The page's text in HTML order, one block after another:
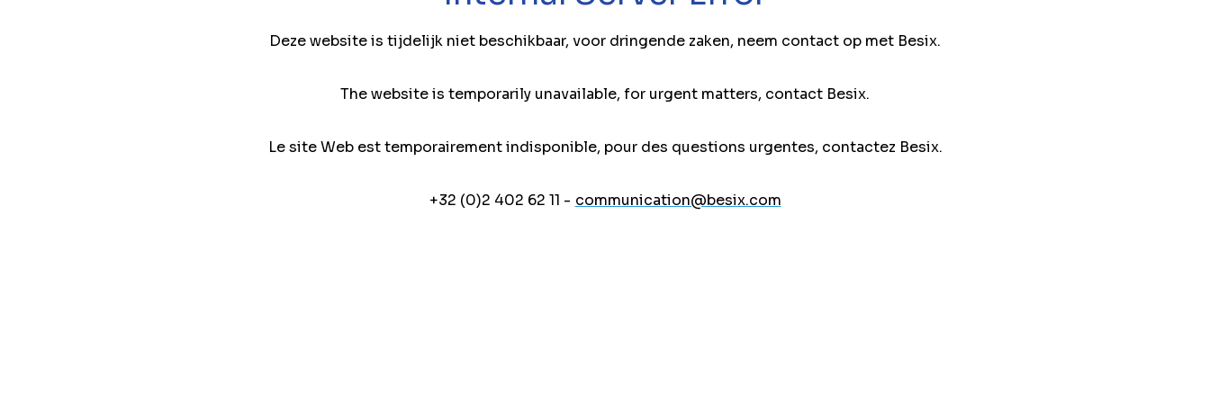
Deze website is tijdelijk niet beschikbaar, voor dringende zaken, neem contact op met Besix.
The website is temporarily unavailable, for urgent matters, contact Besix.
Le site Web est temporairement indisponible, pour des questions urgentes, contactez Besix.
+32 (0)2 402 62 11 - communication@besix.com